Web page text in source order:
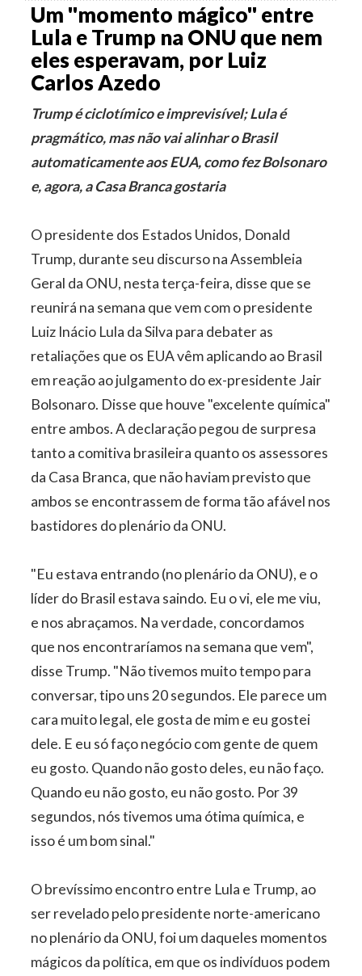
Um ''momento mágico'' entre
Lula e Trump na ONU que nem
eles esperavam, por Luiz
Carlos Azedo
Trump é ciclotímico e imprevisível; Lula é
pragmático, mas não vai alinhar o Brasil
automaticamente aos EUA, como fez Bolsonaro
e, agora, a Casa Branca gostaria
O presidente dos Estados Unidos, Donald
Trump, durante seu discurso na Assembleia
Geral da ONU, nesta terça-feira, disse que se
reunirá na semana que vem com o presidente
Luiz Inácio Lula da Silva para debater as
retaliações que os EUA vêm aplicando ao Brasil
em reação ao julgamento do ex-presidente Jair
Bolsonaro. Disse que houve "excelente química"
entre ambos. A declaração pegou de surpresa
tanto a comitiva brasileira quanto os assessores
da Casa Branca, que não haviam previsto que
ambos se encontrassem de forma tão afável nos
bastidores do plenário da ONU.
"Eu estava entrando (no plenário da ONU), e o
líder do Brasil estava saindo. Eu o vi, ele me viu,
e nos abraçamos. Na verdade, concordamos
que nos encontraríamos na semana que vem",
disse Trump. "Não tivemos muito tempo para
conversar, tipo uns 20 segundos. Ele parece um
cara muito legal, ele gosta de mim e eu gostei
dele. E eu só faço negócio com gente de quem
eu gosto. Quando não gosto deles, eu não faço.
Quando eu não gosto, eu não gosto. Por 39
segundos, nós tivemos uma ótima química, e
isso é um bom sinal."
O brevíssimo encontro entre Lula e Trump, ao
ser revelado pelo presidente norte-americano
no plenário da ONU, foi um daqueles momentos
mágicos da política, em que os indivíduos podem